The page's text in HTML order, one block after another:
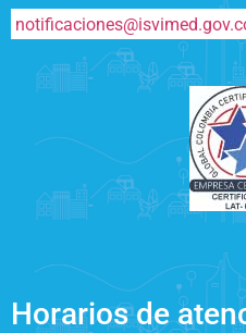
Horarios de